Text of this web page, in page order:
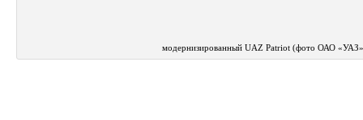
модернизированный UAZ Patriot (фото ОАО